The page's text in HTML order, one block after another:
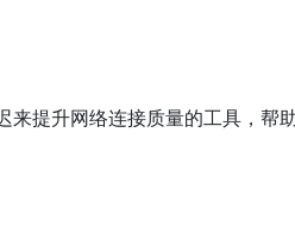
提升网络连接质量的工具，帮